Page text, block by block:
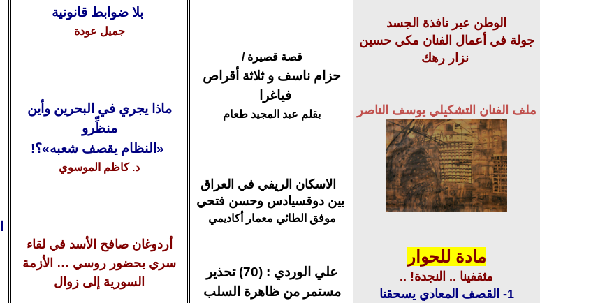
بلا ضوابط قانونية
جميل عودة
ماذا يجري في البحرين وأين
منظِّرو
«النظام يقصف شعبه»؟!
د.كاظم الموسوي
أردوغان صافح الأسد في لقاء
سري بحضور روسي … الأزمة
السورية إلى زوال
قصة قصيرة /
حزام ناسف و ثلاثة أقراص
فياغرا
بقلم عبد المجيد طعام
الاسكان الريفي في العراق
بين دوقسيادس وحسن فتحي
موفق الطائي معمار أكاديمي
علي
الوردي : (70) تحذير
مستمر من ظاهرة السلب
الوطن عبر نافذة الجسد
جولة في أعمال الفنان مكي حسين
نزار رهك
ملف الفنان التشكيلي يوسف الناصر
مادة للحوار
مثقفينا .. النجدة! ..
1-
القصف المعادي يسحقنا